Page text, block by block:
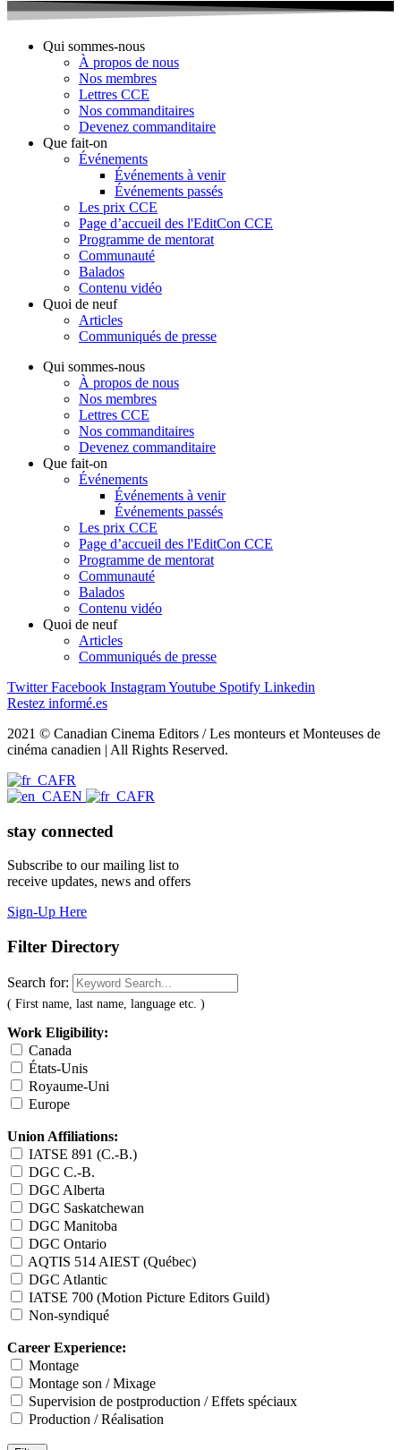
Qui sommes-nous
À propos de nous
Nos membres
Lettres CCE
Nos commanditaires
Devenez commanditaire
Que fait-on
Événements
Événements à venir
Événements passés
Les prix CCE
Page d’accueil des l'EditCon CCE
Programme de mentorat
Communauté
Balados
Contenu vidéo
Quoi de neuf
Articles
Communiqués de presse
Qui sommes-nous
À propos de nous
Nos membres
Lettres CCE
Nos commanditaires
Devenez commanditaire
Que fait-on
Événements
Événements à venir
Événements passés
Les prix CCE
Page d’accueil des l'EditCon CCE
Programme de mentorat
Communauté
Balados
Contenu vidéo
Quoi de neuf
Articles
Communiqués de presse
Twitter Facebook InstagramYoutube Spotify Linkedin
Restez informé.es
2021 © Canadian Cinema Editors / Les monteurs et Monteuses de
cinéma canadien | All Rights Reserved.
FR
EN
FR
stay connected
Subscribe to our mailing list to
receive updates, news and offers
Sign-Up Here
Filter Directory
Search for:
( First name, last name, language etc. )
Work Eligibility:
Canada
États-Unis
Royaume-Uni
Europe
Union Affiliations:
IATSE 891 (C.-B.)
DGC C.-B.
DGC Alberta
DGC Saskatchewan
DGC Manitoba
DGC Ontario
AQTIS 514 AIEST (Québec)
DGC Atlantic
IATSE 700 (Motion Picture Editors Guild)
Non-syndiqué
Career Experience:
Montage
Montage son / Mixage
Supervision de postproduction / Effets spéciaux
Production / Réalisation